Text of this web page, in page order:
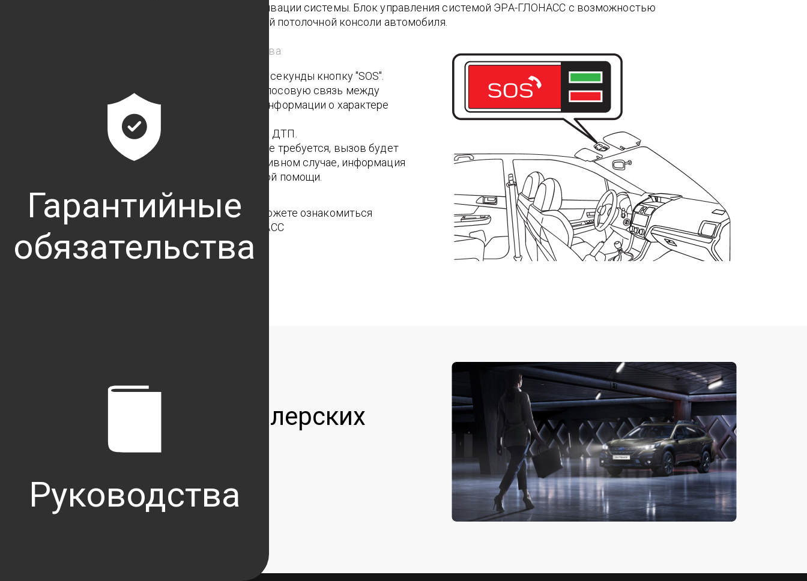
Гарантийные
обязательства
Руководства
воспользуйтесь ручным режимом активации системы. Блок управления системой ЭРА-ГЛОНАСС с возможностью
голосовой связи расположен в верхней потолочной консоли автомобиля.
Для осуществления экстренного вызова:
Нажмите и удерживайте не менее 1 секунды кнопку "SOS".
Система попытается установить голосовую связь между
Вами и оператором для уточнения информации о характере
экстренной ситуации.
Сообщите оператору информацию о ДТП.
В случае если экстренная помощь не требуется, вызов будет
признан ложным и отклонен, в противном случае, информация
будет передана в службу экстренной помощи.
С более подробной информацией Вы можете ознакомиться
в руководстве по системе "ЭРА-ГЛОНАСС
Руководства
Мы ждём Вас в
официальных дилерских
центрах Subaru!
Записаться на сервис